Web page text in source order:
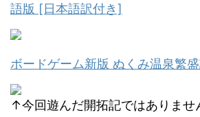
語版 [日本語訳付き]
ボードゲーム新版 ぬくみ温泉繁
↑今回遊んだ開拓記ではありませ